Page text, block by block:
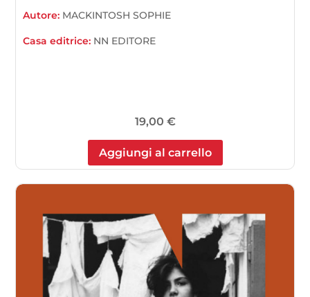
Autore: MACKINTOSH SOPHIE
Casa editrice: NN EDITORE
19,00 €
Aggiungi al carrello